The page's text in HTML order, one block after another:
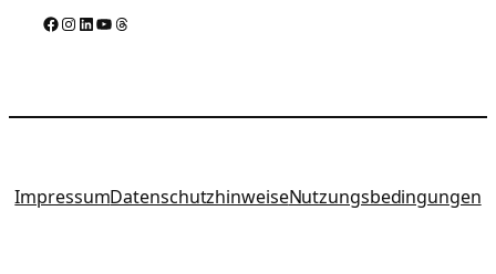
Facebook InstagramLinkedIn YouTube Threads
ImpressumDatenschutzhinweiseNutzungsbedingungen